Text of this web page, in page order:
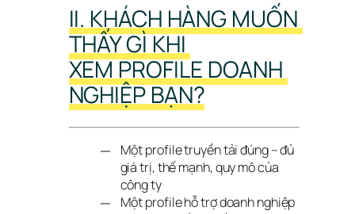
II. KHÁCH HÀNG MUỐN
THẤY GÌ KHI
XEM PROFILE DOANH
NGHIỆP BẠN?
Một profile truyền tải đúng – đủ
giá trị, thế mạnh, quy mô của
công ty
Một profile hỗ trợ doanh nghiệp